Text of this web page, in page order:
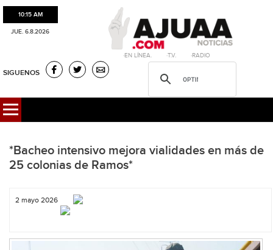
10:15 AM
JUE. 6.8.2026
·EN LÍNEA. ·T.V. ·RADIO
SIGUENOS
*Bacheo intensivo mejora vialidades en más de
25 colonias de Ramos*
2 mayo 2026